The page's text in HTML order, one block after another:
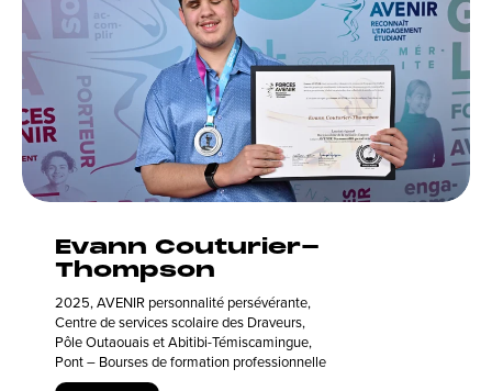
Evann Couturier-
Thompson
2025,AVENIR personnalité persévérante,
Centre de services scolaire des Draveurs,
Pôle Outaouais et Abitibi-Témiscamingue,
Pont – Bourses de formation professionnelle